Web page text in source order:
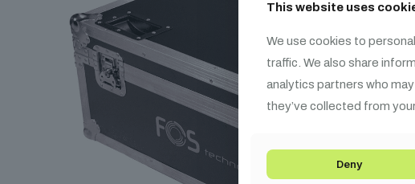
This website uses
We use cookies to
traffic. We also share
analytics partners who
they’ve collected from
Deny